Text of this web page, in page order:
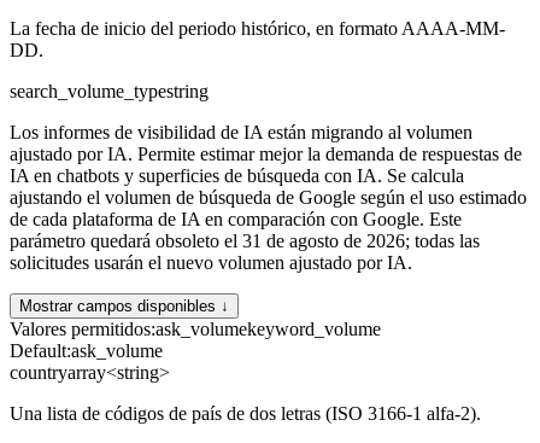
La fecha de inicio del periodo histórico, en formato AAAA-MM-
DD.
search_volume_typestring
Los informes de visibilidad de IA están migrando al volumen
ajustado por IA. Permite estimar mejor la demanda de respuestas de
IA en chatbots y superficies de búsqueda con IA. Se calcula
ajustando el volumen de búsqueda de Google según el uso estimado
de cada plataforma de IA en comparación con Google. Este
parámetro quedará obsoleto el 31 de agosto de 2026; todas las
solicitudes usarán el nuevo volumen ajustado por IA.
Mostrar campos disponibles ↓
Valores permitidos:ask_volumekeyword_volume
Default:ask_volume
countryarray<string>
Una lista de códigos de país de dos letras (ISO 3166-1 alfa-2).